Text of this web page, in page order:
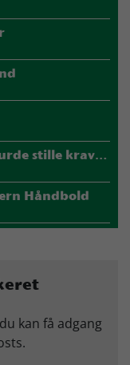
Carlén efter første uge: Vi skal turde stille krav til hinanden
Håndbold
i grønt
kan få adgang